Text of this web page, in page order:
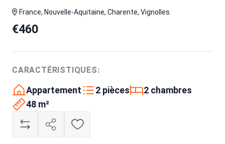
France, Nouvelle-Aquitaine, Charente, Vignolles
€460
CARACTÉRISTIQUES:
Appartement 2 pièces
2 chambres
48 m²